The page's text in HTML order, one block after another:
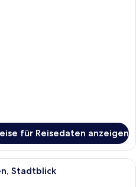
für Reisedaten anzeigen
Ein Hotelzimmer mit zwei Betten,
Stadtblick